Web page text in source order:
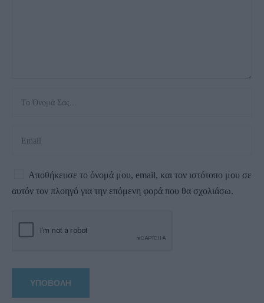
Αποθήκευσε το όνομά μου, email, και τον ιστότοπο μου σε
αυτόν τον πλοηγό για την επόμενη φορά που θα σχολιάσω.